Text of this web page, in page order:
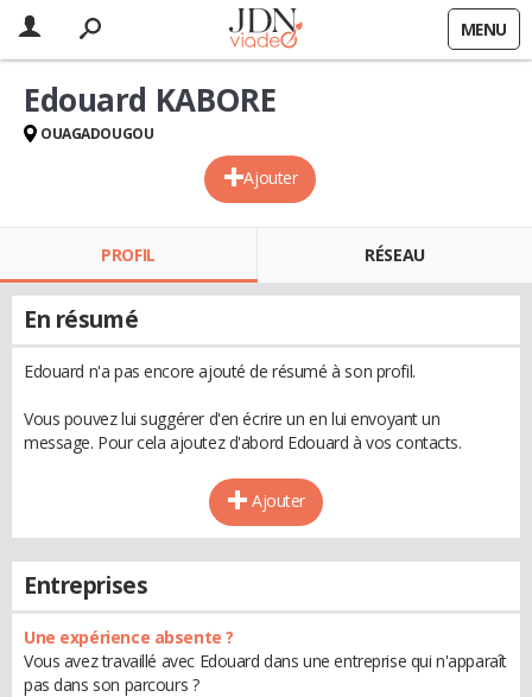
MENU
Ajouter
Edouard KABORE
OUAGADOUGOU
PROFIL RÉSEAU
En résumé
Edouard n'a pas encore ajouté de résumé à son profil.
Vous pouvez lui suggérer d'en écrire un en lui envoyant un
message. Pour cela ajoutez d'abord Edouard à vos contacts.
Ajouter
Entreprises
Une expérience absente ?
Vous avez travaillé avec Edouard dans une entreprise qui n'apparaît
pas dans son parcours ?